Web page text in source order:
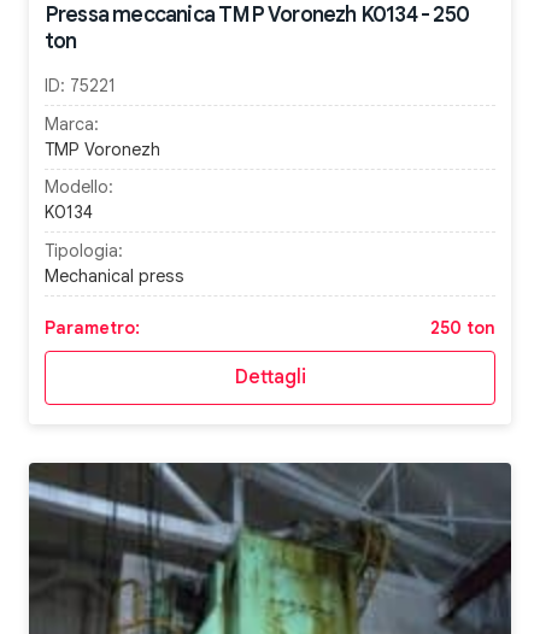
Pressa meccanica TMP Voronezh K0134 - 250
ton
ID: 75221
Marca:
TMP Voronezh
Modello:
K0134
Tipologia:
Mechanical press
Parametro: 250 ton
Dettagli